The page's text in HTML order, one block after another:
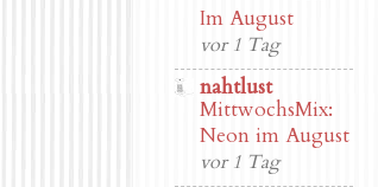
Im August
vor 1 Tag
nahtlust
MittwochsMix:
Neon im August
vor 1 Tag